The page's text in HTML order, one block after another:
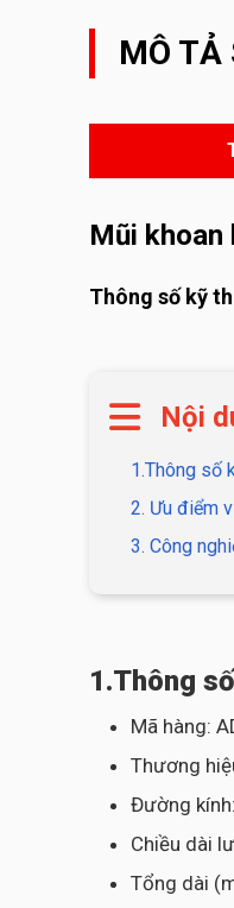
MÔ TẢ
Mũi khoan
Thông số kỹ
Nội
1.Thông số
2. Ưu điểm
3. Công
1.Thông
Mã hàng:
Thương
Đường
Chiều dài
Tổng dài